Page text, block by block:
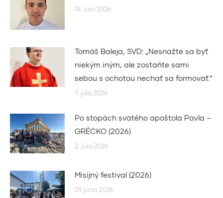
14. júla 2026
Tomáš Baleja, SVD: „Nesnažte sa byť
niekým iným, ale zostaňte sami
sebou s ochotou nechať sa formovať.“
7. júla 2026
Po stopách svätého apoštola Pavla –
GRÉCKO (2026)
2. júla 2026
Misijný festival (2026)
29. júna 2026